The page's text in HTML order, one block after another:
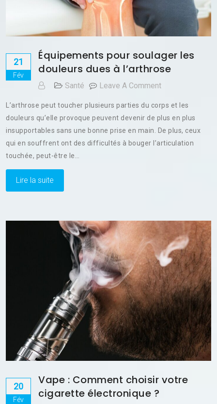
21
Fév
Équipements pour soulager les
douleurs dues à l’arthrose
Santé Leave A CommentOn
Pour
Soulager
Les
Douleurs
L’arthrose peut toucher plusieurs parties du corps et les
douleurs qu’elle provoque peuvent devenir de plus en plus
insupportables sans une bonne prise en main. De plus, ceux
qui en souffrent ont des difficultés à bouger l’articulation
touchée, peut-être le…
Lire la suite
20
Fév
Vape : Comment choisir votre
cigarette électronique ?